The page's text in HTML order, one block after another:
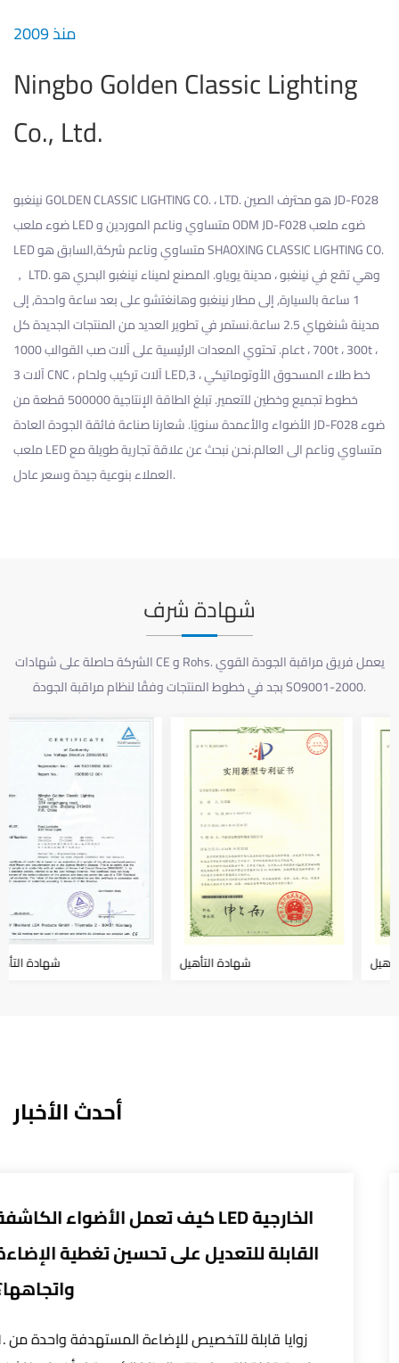
منذ 2009
Ningbo Golden Classic Lighting
Co., Ltd.
نينغبو GOLDEN CLASSIC LIGHTING CO. ، LTD. هو محترفالصين JD-F028
ضوء ملعب LED متساوي وناعم الموردينODM JD-F028 ضوء ملعب
LED متساوي وناعم شركة,السابق هو SHAOXING CLASSIC LIGHTING CO.
， LTD. وهي تقع في نينغبو ، مدينة يوياو. المصنع لميناء نينغبو البحري هو
1 ساعة بالسيارة, إلى مطار نينغبو وهانغتشو على بعد ساعة واحدة, إلى
مدينة شنغهاي 2.5 ساعة.نستمر في تطوير العديد من المنتجات الجديدة كل
عام. تحتوي المعدات الرئيسية على آلات صب القوالب 1000t ، 700t ، 300t ،
3 آلات CNC ، آلات تركيب ولحام LED,خط طلاء المسحوق الأوتوماتيكي ، 3
خطوط تجميع وخطين للتعمير. تبلغ الطاقة الإنتاجية 500000 قطعة من
الأضواء والأعمدة سنويًا. شعارنا صناعة فائقة الجودةالعادة JD-F028 ضوء
ملعب LED متساوي وناعمالى العالم.نحن نبحث عن علاقة تجارية طويلة مع
العملاء بنوعية جيدة وسعر عادل.
شهادة شرف
الشركة حاصلة على شهادات CE و Rohs. يعمل فريق مراقبة الجودة القوي
بجد في خطوط المنتجات وفقًا لنظام مراقبة الجودة SO9001-2000.
شهادة التأهيل شهادة التأهيل
أحدث الأخبار
لأنظمة التحكم الذكية تحسين
الذكي التحكم الدقيق في أضواء الشوارع LED من خلال دمج